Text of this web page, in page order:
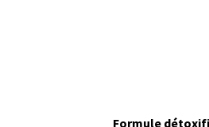
Formule